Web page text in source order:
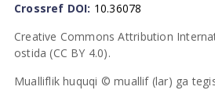
Crossref DOI: 10.36078
Creative Commons Attribution
ostida (CC BY 4.0).
Mualliflik huquqi © muallif (lar) ga